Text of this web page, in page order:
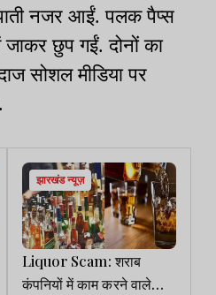
नजर आईं. पलक पैप्स
छुप गईं. दोनों का
सोशल मीडिया पर
झारखंड न्यूज़
Liquor Scam: शराब
कंपनियों में काम करने वाले